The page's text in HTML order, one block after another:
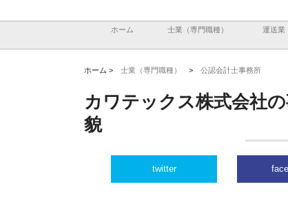
ホーム 士業（専門職種） 運送業
ホーム > 士業（専門職種） > 公認会計士事務所
カワテックス株式会社
貌
twitter